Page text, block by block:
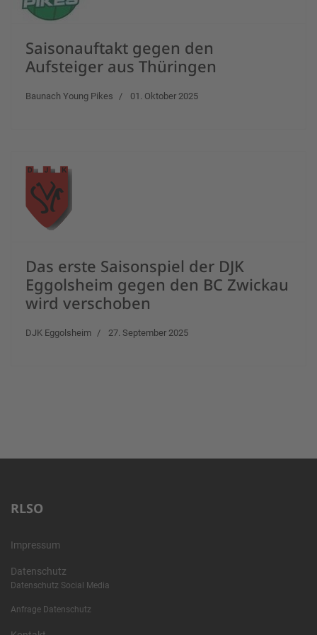
Saisonauftakt gegen den
Aufsteiger aus Thüringen
Baunach Young Pikes 01. Oktober 2025
Das erste Saisonspiel der DJK
Eggolsheim gegen den BC Zwickau
wird verschoben
DJK Eggolsheim 27. September 2025
RLSO
Impressum
Datenschutz
Datenschutz Social Media
Anfrage Datenschutz